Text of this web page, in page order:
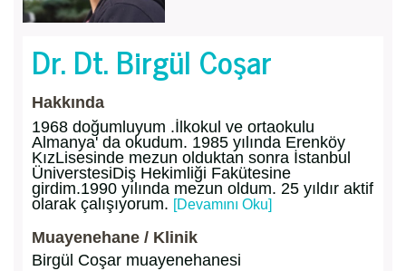
Dr. Dt. Birgül Coşar
Hakkında
1968 doğumluyum .İlkokul ve ortaokulu
Almanya' da okudum. 1985 yılında Erenköy
KızLisesinde mezun olduktan sonra İstanbul
ÜniverstesiDiş Hekimliği Fakütesine
girdim.1990 yılında mezun oldum. 25 yıldır aktif
olarak çalışıyorum. [Devamını Oku]
Muayenehane / Klinik
Birgül Coşar muayenehanesi